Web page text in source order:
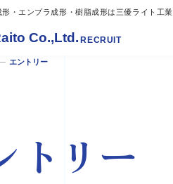
・エンプラ成形・樹脂成形は三優ライト工業
Co.,Ltd. RECRUIT
エントリー
トリー